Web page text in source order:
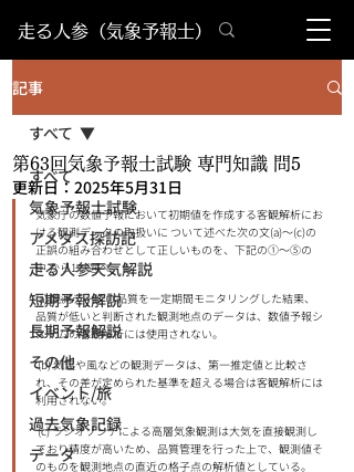
​走る人参（気象予報士）
記事
すべて
気象予報士試験
アメダス探訪記
走る人参天気解説
短期予報解説
長期予報解説
その他
イベント/旅
過去気象記録
データ
すべて
第63回気象予報士試験 専門知識 問5
更新日： 2025年5月31日
気象庁の数値予報において初期値を作成する客観解析にお
ける観測データの取扱いに ついて述べた次の⽂(a)〜(c)の
正誤の組み合わせとして正しいものを、下記の①〜⑤の
中 から1つ選べ。
(a) 観測データの品質を⼀定期間モニタリングした結果、
品質が低いと判断された観測地点のデータは、数値予報シ
ステムの客観解析には使⽤されない。
(b) 気温や⾵などの観測データは、第⼀推定値と⽐較さ
れ、その差が定められた基準を超える場合は客観解析には
利⽤されない。
(c) ラジオゾンデによる⾼層気象観測は⼤気を直接観測し
ており精度が⾼いため、品質管理を⾏った上で、観測値そ
のものを観測地点の直近の格⼦点の解析値としている。